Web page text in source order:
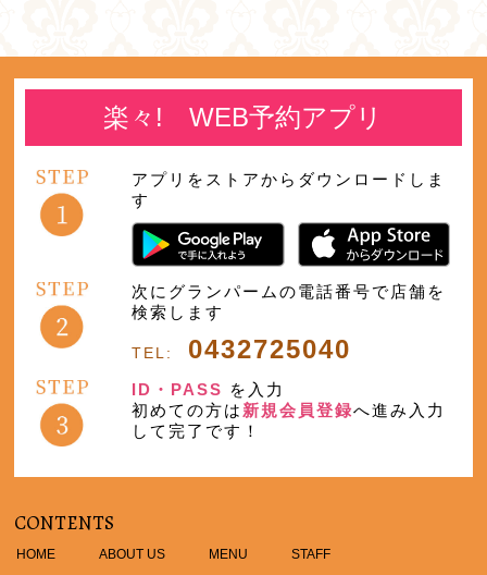
楽々! WEB予約アプリ
アプリをストアからダウンロードしま
す
次にグランパームの電話番号で店舗を
検索します
TEL: 0432725040
ID・PASS を入力
初めての方は 新規会員登録へ進み入力
して完了です！
CONTENTS
HOME ABOUT US MENU STAFF